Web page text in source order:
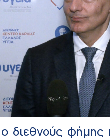
διεθνούς φήμης